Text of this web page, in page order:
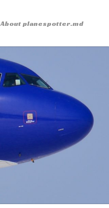
About planespotter.md